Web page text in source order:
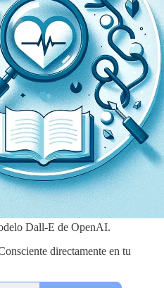
Dall-E de OpenAI.
directamente en tu